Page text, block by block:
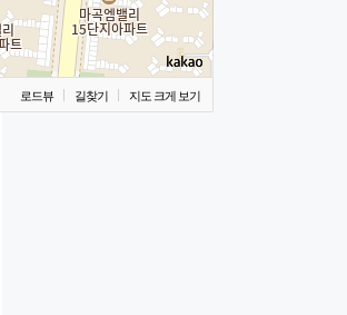
로드뷰 길찾기 지도 크게 보기